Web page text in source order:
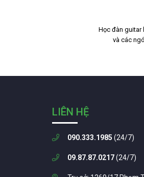
Học đàn guitar
và các
LIÊN HỆ
090.333.1985 (24/7)
09.87.87.0217(24/7)